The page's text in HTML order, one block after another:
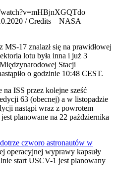
/ Credits – NASA
17 znalazł się na prawidłowej
lotu była inna i już 3
Stacji
o godzinie 10:48 CEST.
na ISS przez kolejne sześć
63 (obecnej) a w listopadzie
nastąpi wraz z powrotem
planowane na 22 października
czworo astronautów w
operacyjnej wyprawy kapsuły
start USCV-1 jest planowany